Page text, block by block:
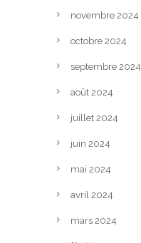
novembre 2024
octobre 2024
septembre 2024
août 2024
juillet 2024
juin 2024
mai 2024
avril 2024
mars 2024